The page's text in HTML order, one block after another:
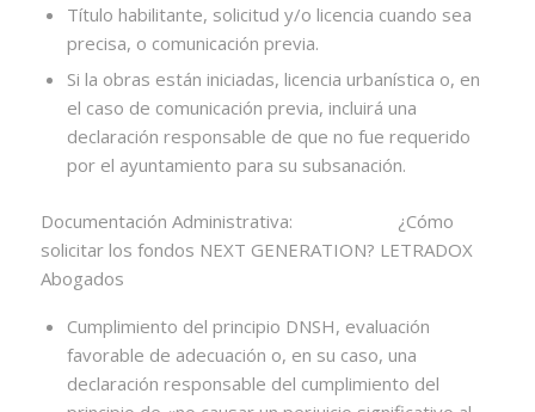
Título habilitante, solicitud y/o licencia cuando sea
precisa, o comunicación previa.
Si la obras están iniciadas, licencia urbanística o, en
el caso de comunicación previa, incluirá una
declaración responsable de que no fue requerido
por el ayuntamiento para su subsanación.
Documentación Administrativa: ¿Cómo
solicitar los fondos NEXT GENERATION? LETRADOX
Abogados
Cumplimiento del principio DNSH, evaluación
favorable de adecuación o, en su caso, una
declaración responsable del cumplimiento del